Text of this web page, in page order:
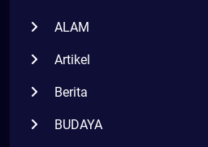
ALAM
Artikel
Berita
BUDAYA